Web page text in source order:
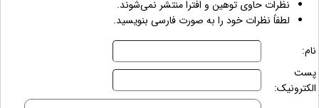
نظرات حاوی توهین و افترا منتشر نمی‌شوند.
لطفاً نظرات خود را به صورت فارسی بنویسید.
نام:
پست
الکترونیک: